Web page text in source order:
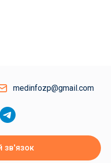
medinfozp@gmail.com
зв'язок